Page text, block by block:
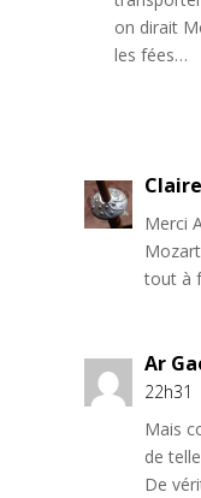
on dirait
les fées…
Claire
Merci
tout à
Ar
22h31
Mais
de
De